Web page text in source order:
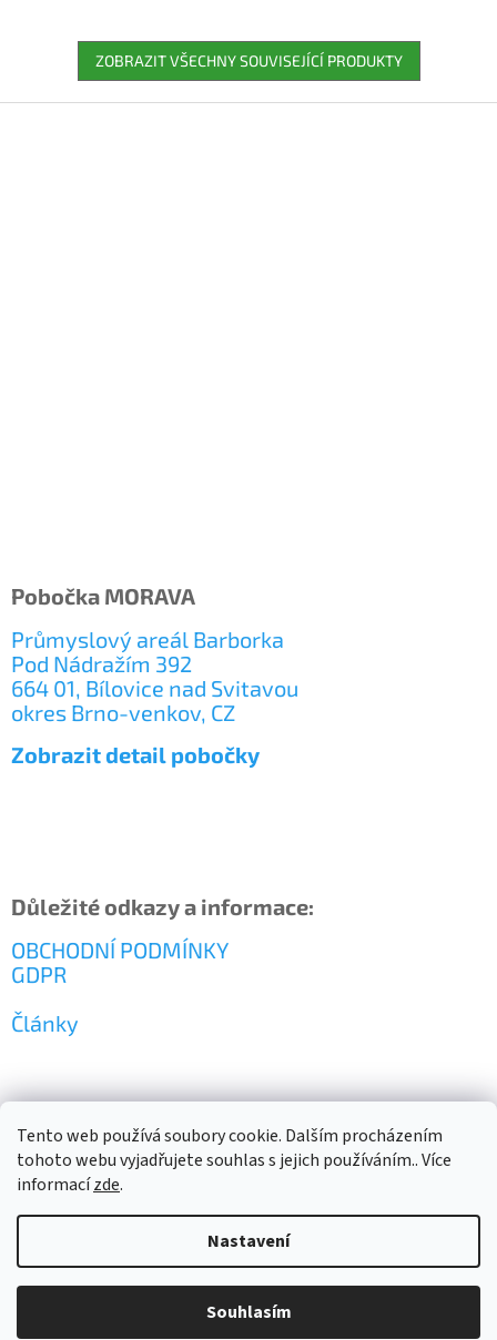
Tento web používá soubory cookie. Dalším procházením
tohoto webu vyjadřujete souhlas s jejich používáním.. Více
informacízde.
Nastavení
Souhlasím
ZOBRAZIT VŠECHNY SOUVISEJÍCÍ PRODUKTY
Pobočka MORAVA
Průmyslový areál Barborka
Pod Nádražím 392
664 01, Bílovice nad Svitavou
okres Brno-venkov, CZ
Zobrazit detail pobočky
Důležité odkazy a informace:
OBCHODNÍ PODMÍNKY
GDPR
Články
Copyright 2026PLASTIC BOX. Všechna práva vyhrazena.Upravit
nastavení cookies